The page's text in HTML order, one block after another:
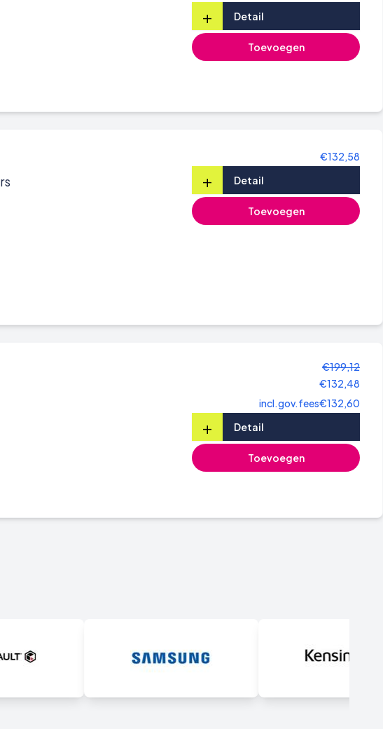
+ Detail
Toevoegen
€132,58
+ Detail
Toevoegen
€199,12
€132,48
incl.gov.fees€132,60
+ Detail
Toevoegen